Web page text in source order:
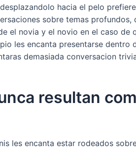
hacia el pelo
sobre temas profundos,
el novia y el novio en el caso de
les encanta presentarse dentro
demasiada conversacion
resultan
les encanta estar rodeados